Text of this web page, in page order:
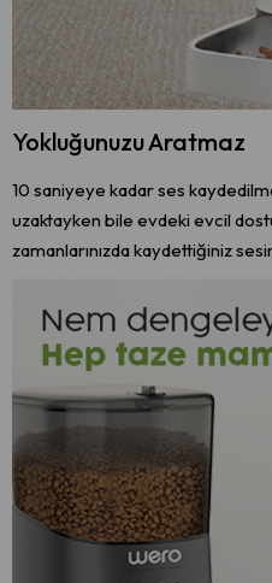
Yokluğunuzu Aratmaz
10 saniyeye kadar ses
uzaktayken bile evdeki evcil
zamanlarınızda kaydettiğiniz